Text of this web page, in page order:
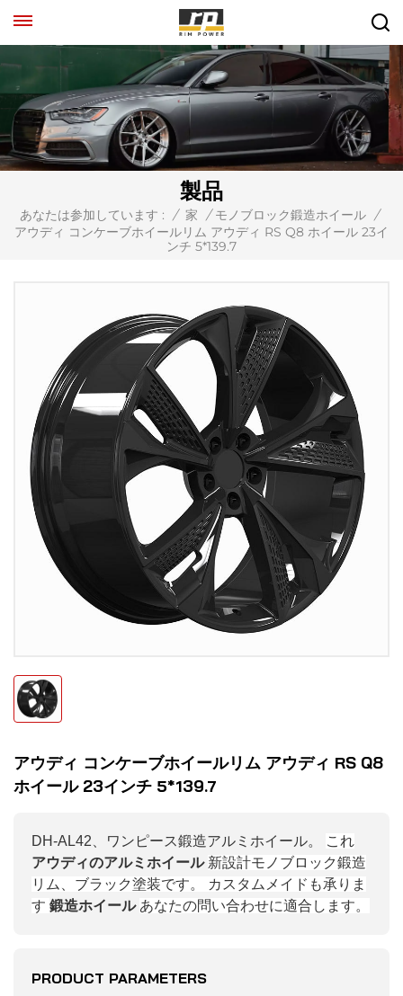
製品
あなたは参加しています : / 家 / モノブロック鍛造ホイール /
アウディ コンケーブホイールリム アウディ RS Q8 ホイール 23イ
ンチ 5*139.7
アウディ コンケーブホイールリム アウディ RS Q8
ホイール 23インチ 5*139.7
DH-AL42、ワンピース鍛造アルミホイール。
これ
アウディのアルミホイール 新設計モノブロック鍛造
リム、ブラック塗装です。
カスタムメイドも承りま
す 鍛造ホイール あなたの問い合わせに適合します。
PRODUCT PARAMETERS